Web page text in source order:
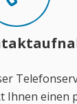
Ihnen einen